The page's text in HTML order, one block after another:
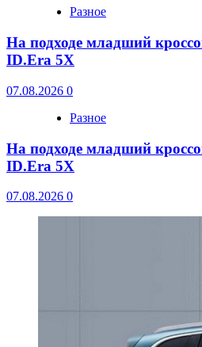
Разное
На подходе младший
ID.Era 5X
07.08.2026 0
Разное
На подходе младший
ID.Era 5X
07.08.2026 0